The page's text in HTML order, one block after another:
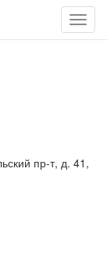
пр-т, д. 41,